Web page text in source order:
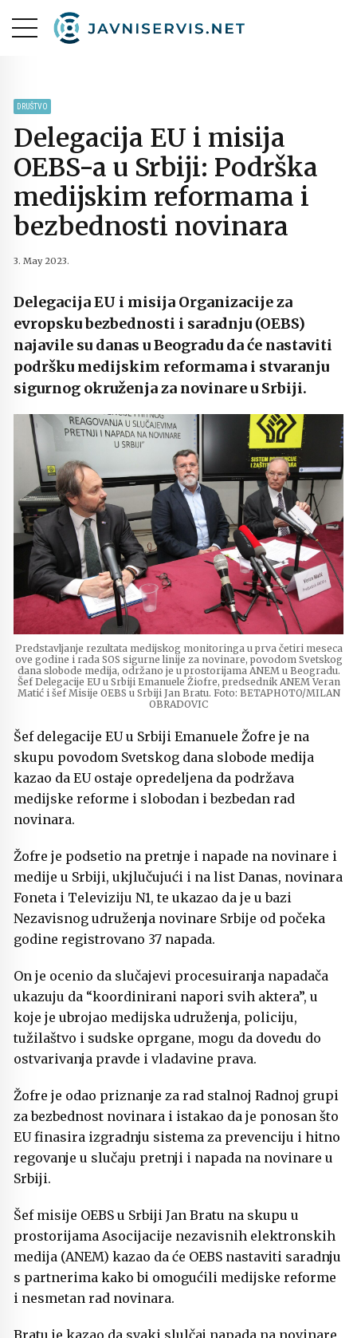
DRUŠTVO
Delegacija EU i misija
OEBS-a u Srbiji: Podrška
medijskim reformama i
bezbednosti novinara
3. May 2023.
Delegacija EU i misija Organizacije za
evropsku bezbednosti i saradnju (OEBS)
najavile su danas u Beogradu da će nastaviti
podršku medijskim reformama i stvaranju
sigurnog okruženja za novinare u Srbiji.
Predstavljanje rezultata medijskog monitoringa u prva četiri meseca
ove godine i rada SOS sigurne linije za novinare, povodom Svetskog
dana slobode medija, održano je u prostorijama ANEM u Beogradu.
Šef Delegacije EU u Srbiji Emanuele Žiofre, predsednik ANEM Veran
Matić i šef Misije OEBS u Srbiji Jan Bratu. Foto: BETAPHOTO/MILAN
OBRADOVIC
Šef delegacije EU u Srbiji Emanuele Žofre je na
skupu povodom Svetskog dana slobode medija
kazao da EU ostaje opredeljena da podržava
medijske reforme i slobodan i bezbedan rad
novinara.
Žofre je podsetio na pretnje i napade na novinare i
medije u Srbiji, ukjlučujući i na list Danas, novinara
Foneta i Televiziju N1, te ukazao da je u bazi
Nezavisnog udruženja novinare Srbije od počeka
godine registrovano 37 napada.
On je ocenio da slučajevi procesuiranja napadača
ukazuju da “koordinirani napori svih aktera”, u
koje je ubrojao medijska udruženja, policiju,
tužilaštvo i sudske oprgane, mogu da dovedu do
ostvarivanja pravde i vladavine prava.
Žofre je odao priznanje za rad stalnoj Radnoj grupi
za bezbednost novinara i istakao da je ponosan što
EU finasira izgradnju sistema za prevenciju i hitno
regovanje u slučaju pretnji i napada na novinare u
Srbiji.
Šef misije OEBS u Srbiji Jan Bratu na skupu u
prostorijama Asocijacije nezavisnih elektronskih
medija (ANEM) kazao da će OEBS nastaviti saradnju
s partnerima kako bi omogućili medijske reforme
i nesmetan rad novinara.